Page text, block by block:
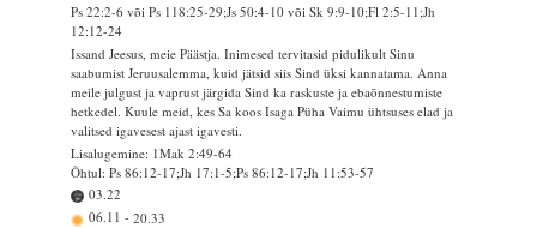
Ps 22:2-6 või Ps 118:25-29;Js 50:4-10 või Sk 9:9-10;Fl 2:5-11;Jh
12:12-24
Issand Jeesus, meie Päästja. Inimesed tervitasid pidulikult Sinu
saabumist Jeruusalemma, kuid jätsid siis Sind üksi kannatama. Anna
meile julgust ja vaprust järgida Sind ka raskuste ja ebaõnnestumiste
hetkedel. Kuule meid, kes Sa koos Isaga Püha Vaimu ühtsuses elad ja
valitsed igavesest ajast igavesti.
Lisalugemine: 1Mak 2:49-64
Õhtul: Ps 86:12-17;Jh 17:1-5;Ps 86:12-17;Jh 11:53-57
03.22
06.11 - 20.33